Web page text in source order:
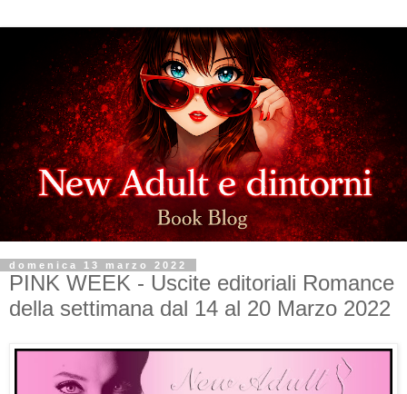
domenica 13 marzo 2022
PINK WEEK - Uscite editoriali Romance
della settimana dal 14 al 20 Marzo 2022